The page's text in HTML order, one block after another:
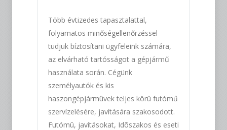
Több évtizedes tapasztalattal,
folyamatos minőségellenőrzéssel
tudjuk bíztosítani ügyfeleink számára,
az elvárható tartósságot a gépjármű
használata során. Cégünk
személyautók és kis
haszongépjármûvek teljes körû futómű
szervízelésére, javítására szakosodott.
Futómû, javításokat, Idõszakos és eseti